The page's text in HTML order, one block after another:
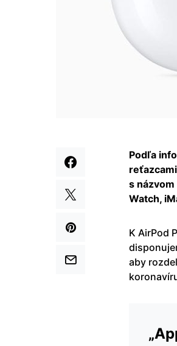
Podľa
s názvom
Watch,
K AirPod
aby